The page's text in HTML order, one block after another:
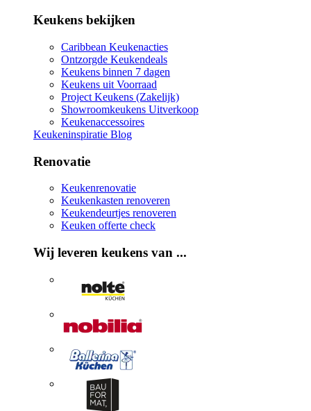
Keukens bekijken
Caribbean Keukenacties
Ontzorgde Keukendeals
Keukens binnen 7 dagen
Keukens uit Voorraad
Project Keukens (Zakelijk)
Showroomkeukens Uitverkoop
Keukenaccessoires
Keukeninspiratie Blog
Renovatie
Keukenrenovatie
Keukenkasten renoveren
Keukendeurtjes renoveren
Keuken offerte check
Wij leveren keukens van ...